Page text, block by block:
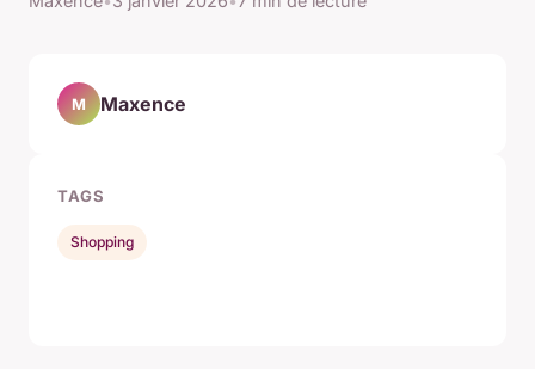
M Maxence
TAGS
Shopping